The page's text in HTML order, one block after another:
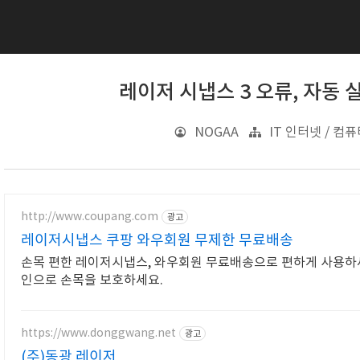
레이저 시냅스 3 오류, 자동
NOGAA IT 인터넷 / 컴퓨
http://www.coupang.com 광고
레이저시냅스 쿠팡 와우회원 무제한 무료배송
손목 편한 레이저시냅스, 와우회원 무료배송으로 편하게 사용
인으로 손목을 보호하세요.
https://www.donggwang.net 광고